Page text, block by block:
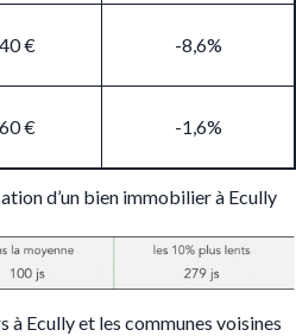
€ -8,6%
€ -1,6%
d’un bien immobilier à Ecully
Ecully et les communes voisines